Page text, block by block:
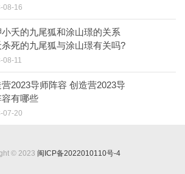
08-16
小夭的九尾狐和涂山璟的关系
死的九尾狐与涂山璟有关吗?
08-11
2023导师阵容 创造营2023导
容有哪些
07-20
© 2023 闽ICP备2022010110号-4